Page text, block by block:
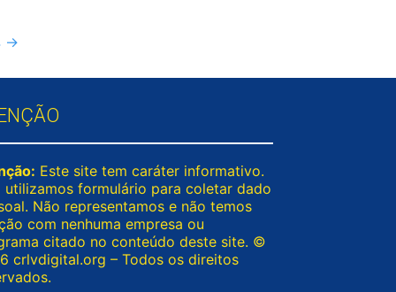
→
Este site tem caráter informativo.
utilizamos formulário para coletar dado
Não representamos e não temos
com nenhuma empresa ou
citado no conteúdo deste site. ©
crlvdigital.org – Todos os direitos